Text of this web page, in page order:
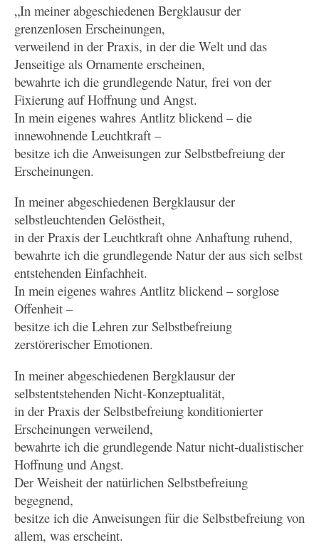
„In meiner abgeschiedenen Bergklausur der
grenzenlosen Erscheinungen,
verweilend in der Praxis, in der die Welt und das
Jenseitige als Ornamente erscheinen,
bewahrte ich die grundlegende Natur, frei von der
Fixierung auf Hoffnung und Angst.
In mein eigenes wahres Antlitz blickend – die
innewohnende Leuchtkraft –
besitze ich die Anweisungen zur Selbstbefreiung der
Erscheinungen.
In meiner abgeschiedenen Bergklausur der
selbstleuchtenden Gelöstheit,
in der Praxis der Leuchtkraft ohne Anhaftung ruhend,
bewahrte ich die grundlegende Natur der aus sich selbst
entstehenden Einfachheit.
In mein eigenes wahres Antlitz blickend – sorglose
Offenheit –
besitze ich die Lehren zur Selbstbefreiung
zerstörerischer Emotionen.
In meiner abgeschiedenen Bergklausur der
selbstentstehenden Nicht-Konzeptualität,
in der Praxis der Selbstbefreiung konditionierter
Erscheinungen verweilend,
bewahrte ich die grundlegende Natur nicht-dualistischer
Hoffnung und Angst.
Der Weisheit der natürlichen Selbstbefreiung
begegnend,
besitze ich die Anweisungen für die Selbstbefreiung von
allem, was erscheint.